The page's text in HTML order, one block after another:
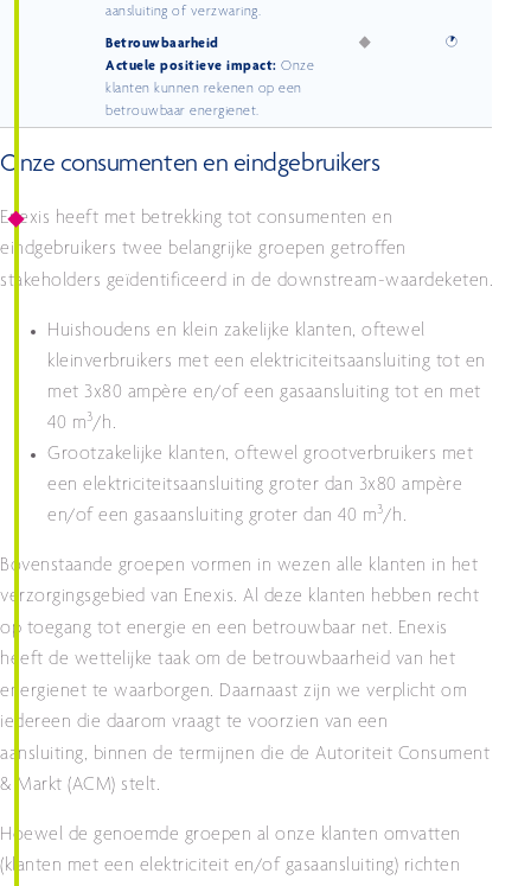
aansluiting of verzwaring.
Betrouwbaarheid
Actuele positieve impact: Onze
klanten kunnen rekenen op een
betrouwbaar energienet.
Onze consumenten en eindgebruikers
Enexis heeft met betrekking tot consumenten en
eindgebruikers twee belangrijke groepen getroffen
stakeholders geïdentificeerd in de downstream-waardeketen.
Huishoudens en klein zakelijke klanten, oftewel
kleinverbruikers met een elektriciteitsaansluiting tot en
met 3x80 ampère en/of een gasaansluiting tot en met
40 m3/h.
Grootzakelijke klanten, oftewel grootverbruikers met
een elektriciteitsaansluiting groter dan 3x80 ampère
en/of een gasaansluiting groter dan 40 m3/h.
Bovenstaande groepen vormen in wezen alle klanten in het
verzorgingsgebied van Enexis. Al deze klanten hebben recht
op toegang tot energie en een betrouwbaar net. Enexis
heeft de wettelijke taak om de betrouwbaarheid van het
energienet te waarborgen. Daarnaast zijn we verplicht om
iedereen die daarom vraagt te voorzien van een
aansluiting, binnen de termijnen die de Autoriteit Consument
& Markt (ACM) stelt.
Hoewel de genoemde groepen al onze klanten omvatten
(klanten met een elektriciteit en/of gasaansluiting) richten